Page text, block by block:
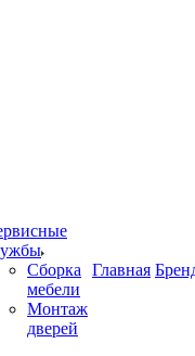
Сборка
мебели
Монтаж
дверей
Главная